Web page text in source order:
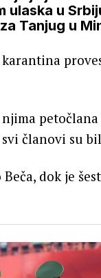
ulaska u
Tanjug u
članovi su
dok je